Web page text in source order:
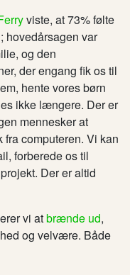
viste, at 73% følte
hovedårsagen var
og den
der engang fik os til
hente vores børn
ikke længere. Der er
mennesker at
computeren. Vi kan
forberede os til
Der er altid
vi atbrænde ud,
og velvære. Både